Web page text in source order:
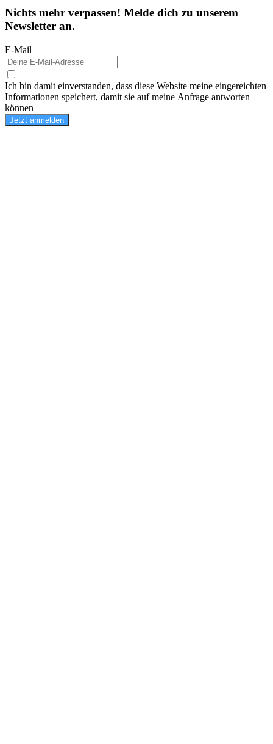
Nichts mehr verpassen! Melde dich zu unserem
Newsletter an.
E-Mail
Ich bin damit einverstanden, dass diese Website meine eingereichten
Informationen speichert, damit sie auf meine Anfrage antworten
können
Jetzt anmelden